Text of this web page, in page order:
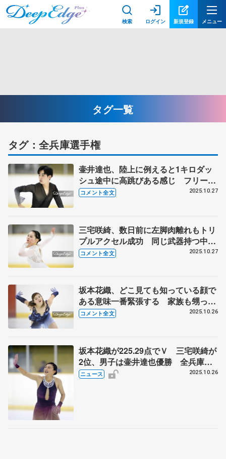
検索 ログイン 新規登録 メニュー
タグ一覧
タグ：全兵庫選手権
壷井達也、陸上に例えると1キロダッ
シュ途中に高跳びある感じ フリー冒
頭からの4回転3本へ集中力続ける難し
コメント全文 2025.10.27
三宅咲綺、数日前に左脚肉離れもトリ
プルアクセル成功 同じ武器持つ中井
亜美の躍進に「自分も頑張るぞっ
コメント全文 2025.10.27
坂本花織、どこ見ても知っている顔で
ある意味一番緊張する 家族も甥っ
子、姪っ子ら親戚も中学校の担任の先
コメント全文 2025.10.26
坂本花織が225.29点でＶ 三宅咲綺が
2位、男子は壷井達也優勝 全兵庫選
手権
ニュース 2025.10.26